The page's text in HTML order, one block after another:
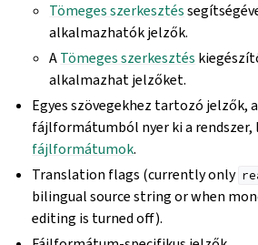
Tömeges szerkesztés
alkalmazhatók jelzők.
ATömeges szerkesztés
alkalmazhat jelzőket.
Egyes szövegekhez tartozó jelzők,
fájlformátumból nyer ki a rendszer,
fájlformátumok.
Translation flags (currently only
bilingual source string or when
editing is turned off).